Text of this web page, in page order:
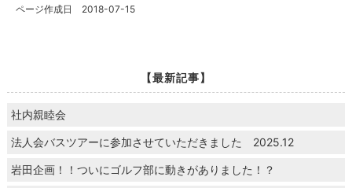
ページ作成日 2018-07-15
【最新記事】
社内親睦会
法人会バスツアーに参加させていただきました 2025.12
岩田企画！！ついにゴルフ部に動きがありました！？